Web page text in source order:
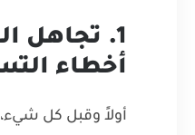
1. تجاهل
أخطاء
أولاً وقبل كل